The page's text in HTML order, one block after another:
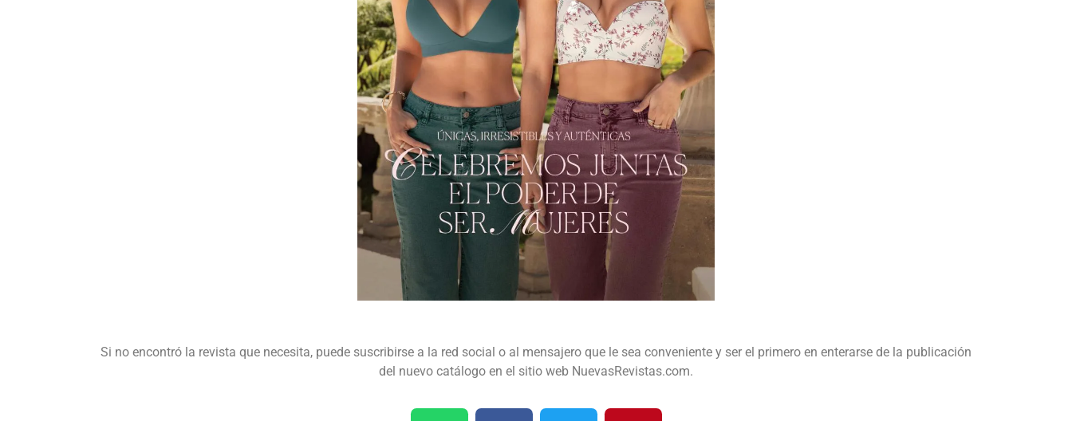
Si no encontró la revista que necesita, puede suscribirse a la red social o al mensajero que le sea conveniente y ser el primero en enterarse de la publicación
del nuevo catálogo en el sitio web NuevasRevistas.com.